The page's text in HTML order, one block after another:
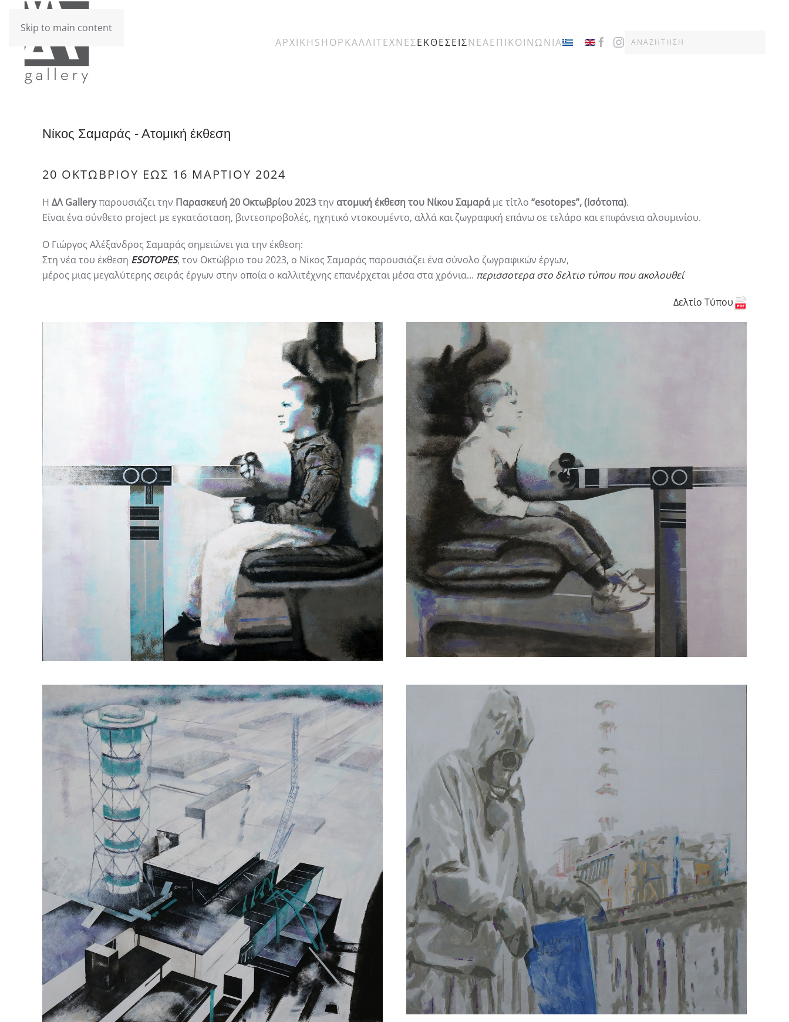
Skip to main content
ΑΡΧΙΚΗ SHOPΚΑΛΛΙΤΕΧΝΕΣΕΚΘΕΣΕΙΣΝΕΑΕΠΙΚΟΙΝΩΝΙΑ
Nίκος Σαμαράς - Ατομική έκθεση
20 ΟΚΤΩΒΡΊΟΥ ΈΩΣ 16 ΜΑΡΤΊΟΥ 2024
Η ΔΛ Galleryπαρουσιάζει την Παρασκευή 20 Οκτωβρίου 2023την ατομική έκθεση του Νίκου Σαμαράμε τίτλο “esotopes”, (Ισότοπα).
Είναι ένα σύνθετο project με εγκατάσταση, βιντεοπροβολές, ηχητικό ντοκουμέντο, αλλά και ζωγραφική επάνω σε τελάρο και επιφάνεια αλουμινίου.
Ο Γιώργος Αλέξανδρος Σαμαράς σημειώνει για την έκθεση:
Στη νέα του έκθεση ESOTOPES, τον Οκτώβριο του 2023, ο Νίκος Σαμαράς παρουσιάζει ένα σύνολο ζωγραφικών έργων,
μέρος μιας μεγαλύτερης σειράς έργων στην οποία ο καλλιτέχνης επανέρχεται μέσα στα χρόνια... περισσοτερα στο δελτιο τύπου που ακολουθεί
Δελτίο Τύπου